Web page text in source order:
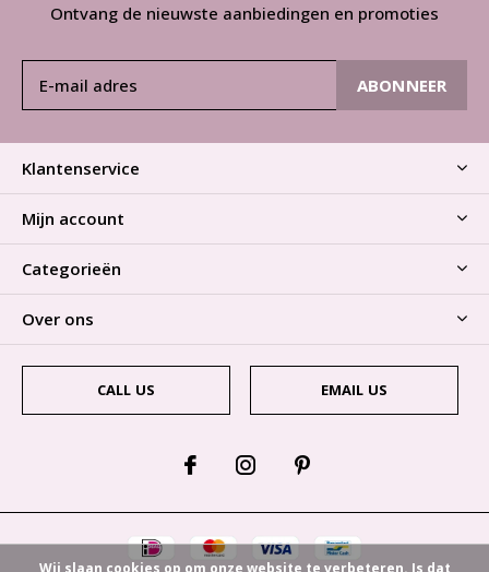
Ontvang de nieuwste aanbiedingen en promoties
ABONNEER
Klantenservice
Mijn account
Categorieën
Over ons
CALL US EMAIL US
Wij slaan cookies op om onze website te verbeteren. Is dat